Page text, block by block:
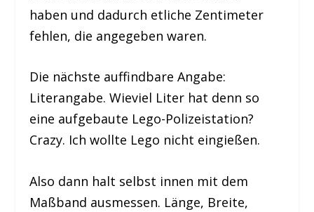
haben und dadurch etliche Zentimeter
fehlen, die angegeben waren.
Die nächste auffindbare Angabe:
Literangabe. Wieviel Liter hat denn so
eine aufgebaute Lego-Polizeistation?
Crazy. Ich wollte Lego nicht eingießen.
Also dann halt selbst innen mit dem
Maßband ausmessen. Länge, Breite,